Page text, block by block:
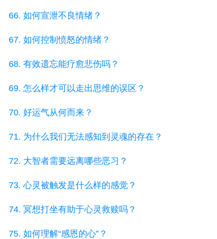
66. 如何宣泄不良情绪？
67. 如何控制愤怒的情绪？
68. 有效遗忘能疗愈悲伤吗？
69. 怎么样才可以走出思维的误区？
70. 好运气从何而来？
71. 为什么我们无法感知到灵魂的存在？
72. 大智者需要远离哪些恶习？
73. 心灵被触发是什么样的感觉？
74. 冥想打坐有助于心灵救赎吗？
75. 如何理解“感恩的心”？